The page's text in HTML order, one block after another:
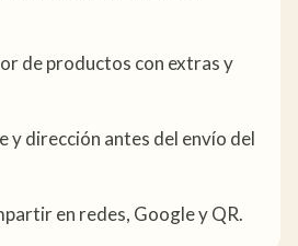
de productos con extras y
y dirección antes del envío del
en redes, Google y QR.